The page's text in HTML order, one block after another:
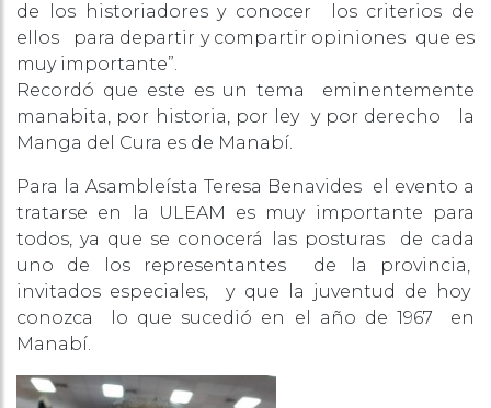
de los historiadores y conocer los criterios de
ellos para departir y compartir opiniones que es
muy importante”.
Recordó que este es un tema eminentemente
manabita, por historia, por ley y por derecho la
Manga del Cura es de Manabí.
Para la Asambleísta Teresa Benavides el evento a
tratarse en la ULEAM es muy importante para
todos, ya que se conocerá las posturas de cada
uno de los representantes de la provincia,
invitados especiales, y que la juventud de hoy
conozca lo que sucedió en el año de 1967 en
Manabí.